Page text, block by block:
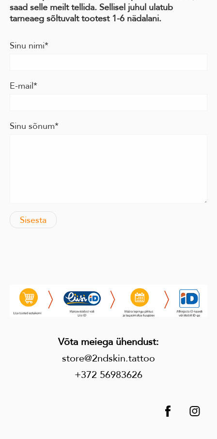
saad selle meilt tellida. Sellisel juhul ulatub
tarneaeg sõltuvalt tootest 1-6 nädalani.
Sinu nimi
E-mail
Sinu sõnum
Võta meiega ühendust:
store@2ndskin.tattoo
+372 56983626